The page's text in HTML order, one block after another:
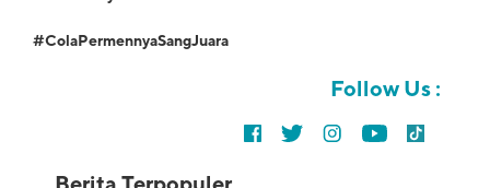
#ColaPermennyaSangJuara
Follow Us :